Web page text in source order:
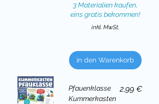
3 Materialien kaufen,
eins gratis bekommen!
inkl. MwSt.
in den Warenkorb
Pfauenklasse
Kummerkasten
Preis
2,99 €